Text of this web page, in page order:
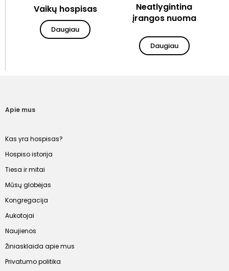
Vaikų hospisas
Daugiau
Neatlygintina
įrangos nuoma
Daugiau
Apie mus
Kas yra hospisas?
Hospiso istorija
Tiesa ir mitai
Mūsų globėjas
Kongregacija
Aukotojai
Naujienos
Žiniasklaida apie mus
Privatumo politika